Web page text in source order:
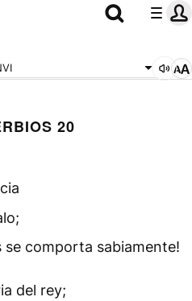
20
se comporta sabiamente!
del rey;